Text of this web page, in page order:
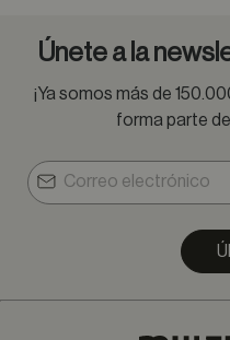
Únete a la
¡Ya somos más de
forma parte